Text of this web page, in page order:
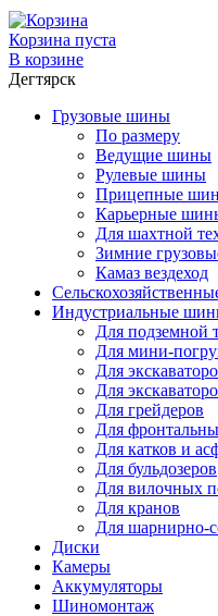
Корзина пуста
В корзине
Дегтярск
Грузовые шины
По размеру
Ведущие шины
Рулевые шины
Прицепные
Карьерные
Для шахтной
Зимние
Камаз вездеход
Индустриальные
Для подземной
Для мини-
Для
Для
Для грейдеров
Для
Для катков и
Для бульдозеров
Для вилочных
Для кранов
Для шарнирно-
Диски
Камеры
Аккумуляторы
Шиномонтаж